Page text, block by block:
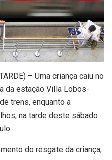
– Uma criança caiu no
da estação Villa Lobos-
trens, enquanto a
na tarde deste sábado
do resgate da criança,